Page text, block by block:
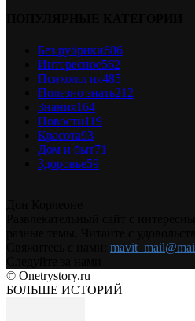
Без рубрики686
Интересное562
Психология485
Полезно знать212
Знания164
Новости119
Красота93
Дом и быт71
Здоровье59
© Onetrystory.ru
БОЛЬШЕ ИСТОРИЙ